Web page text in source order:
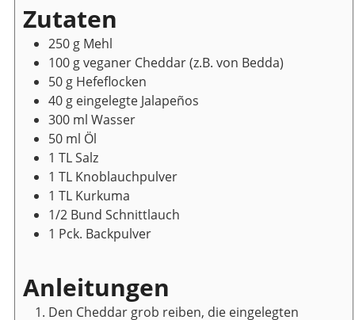
Zutaten
250 g Mehl
100 gveganer Cheddar(z.B. von Bedda)
50 g Hefeflocken
40 g eingelegte Jalapeños
300 ml Wasser
50 ml Öl
1 TLSalz
1 TL Knoblauchpulver
1 TL Kurkuma
1/2 Bund Schnittlauch
1 Pck. Backpulver
Anleitungen
Den Cheddar grob reiben, die eingelegten